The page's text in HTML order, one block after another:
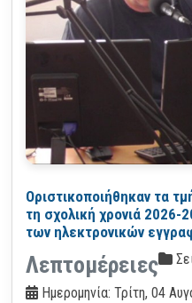
Οριστικοποιήθηκαν τα
τη σχολική χρονιά 2026-
των ηλεκτρονικών
Λεπτομέρειες
Ημερομηνία: Τρίτη, 04